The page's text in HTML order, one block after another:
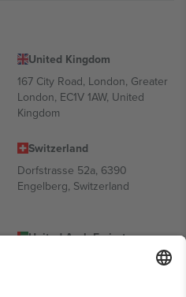
United Kingdom
167 City Road, London, Greater
London, EC1V 1AW, United
Kingdom
Switzerland
Dorfstrasse 52a, 6390
Engelberg, Switzerland
United Arab Emirates
UAE Dubai Silicon Oasis, DDP